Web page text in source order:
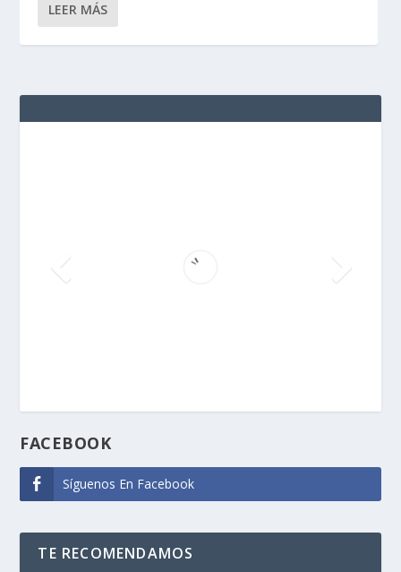
LEER MÁS
FACEBOOK
Síguenos En Facebook
TE RECOMENDAMOS